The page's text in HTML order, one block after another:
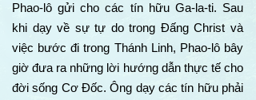
Phao-lô gửi cho các tín hữu Ga-la-ti. Sau
khi dạy về sự tự do trong Đấng Christ và
việc bước đi trong Thánh Linh, Phao-lô bây
giờ đưa ra những lời hướng dẫn thực tế cho
đời sống Cơ Đốc. Ông dạy các tín hữu phải